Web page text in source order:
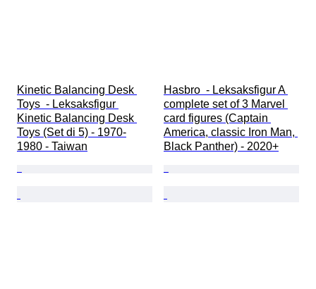
Kinetic Balancing Desk
Toys  - Leksaksfigur
Kinetic Balancing Desk
Toys (Set di 5) - 1970-
1980 - Taiwan
Hasbro  - Leksaksfigur A
complete set of 3 Marvel
card figures (Captain
America, classic Iron Man,
Black Panther) - 2020+